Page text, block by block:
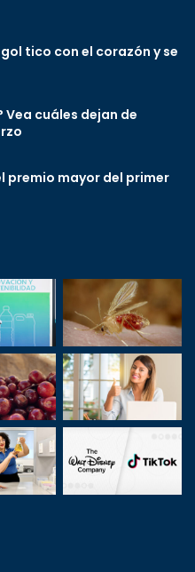
tico con el corazón y se
cuáles dejan de
premio mayor del primer